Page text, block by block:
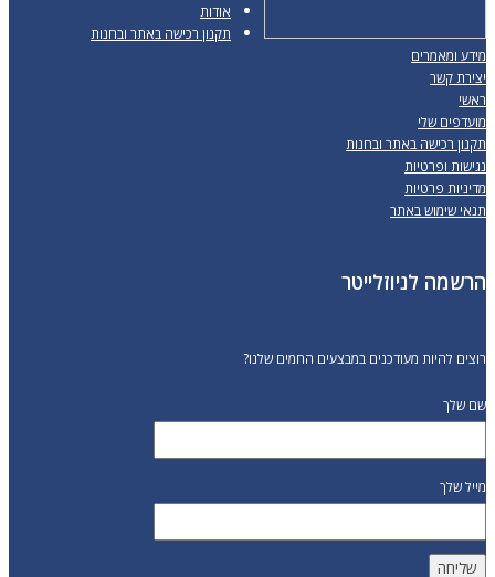
אודות
תקנון רכישה באתר ובחנות
מידע ומאמרים
יצירת קשר
ראשי
מועדפים שלי
תקנון רכישה באתר ובחנות
נגישות ופרטיות
מדיניות פרטיות
תנאי שימוש באתר
הרשמה לניוזלייטר
רוצים להיות מעודכנים במבצעים החמים שלנו?
שם שלך
מייל שלך